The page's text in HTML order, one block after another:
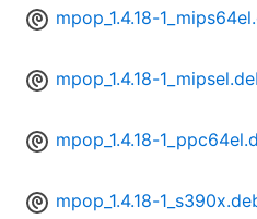
mpop_1.4.18-
mpop_1.4.18-
mpop_1.4.18-
mpop_1.4.18-